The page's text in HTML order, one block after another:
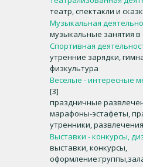
театр, спектакли и
Музыкальная
музыкальные занятия в
Спортивная
утренние зарядки,
физкультура
Веселые - интересные
[3]
праздничные
марафоны-эстафеты,
утренники, развлечения
Выставки - конкурсы,
выставки, конкурсы,